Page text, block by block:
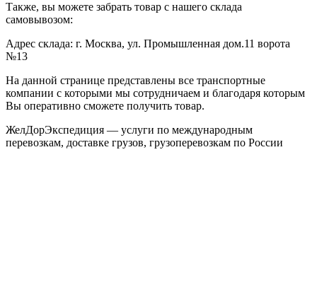
Также, вы можете забрать товар с нашего склада
самовывозом:
Адрес склада: г. Москва, ул. Промышленная дом.11 ворота
№13
На данной странице представлены все транспортные
компании с которыми мы сотрудничаем и благодаря которым
Вы оперативно сможете получить товар.
ЖелДорЭкспедиция — услуги по международным
перевозкам, доставке грузов, грузоперевозкам по России